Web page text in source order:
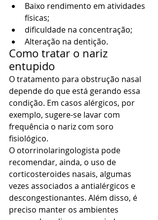
Baixo rendimento em atividades
físicas;
dificuldade na concentração;
Alteração na dentição.
Como tratar o nariz
entupido
O tratamento para obstrução nasal
depende do que está gerando essa
condição. Em casos alérgicos, por
exemplo, sugere-se lavar com
frequência o nariz com soro
fisiológico.
O otorrinolaringologista pode
recomendar, ainda, o uso de
corticosteroides nasais, algumas
vezes associados a antialérgicos e
descongestionantes. Além disso, é
preciso manter os ambientes